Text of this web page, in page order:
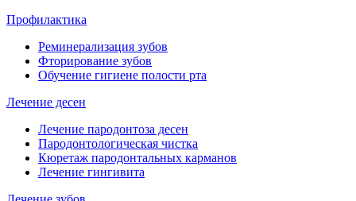
Профилактика
Реминерализация зубов
Фторирование зубов
Обучение гигиене полости рта
Лечение десен
Лечение пародонтоза десен
Пародонтологическая чистка
Кюретаж пародонтальных карманов
Лечение гингивита